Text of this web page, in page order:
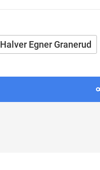
Halver Egner Granerud